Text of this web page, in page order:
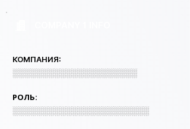
КОМПАНИЯ:
░░░░░░░░░░░░░░░░░░░░░
РОЛЬ:
░░░░░░░░░░░░░░░░░░░░░░░